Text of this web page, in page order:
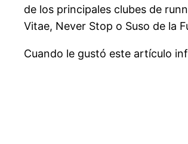
de los principales clubes de
Vitae, Never Stop o Suso de la
Cuando le gustó este artículo